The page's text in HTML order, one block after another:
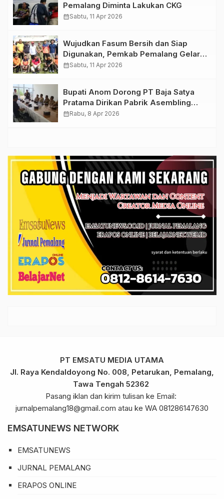
Pemalang Diminta Lakukan CKG
calendar_monthSabtu, 11 Apr 2026
Wujudkan Fasum Bersih dan Siap
Digunakan, Pemkab Pemalang Gelar
Korve Stadion Jatidiri Comal
calendar_monthSabtu, 11 Apr 2026
Bupati Anom Dorong PT Baja Satya
Pratama Dirikan Pabrik Asembling
Otomotif di Pemalang
calendar_monthRabu, 8 Apr 2026
PT EMSATU MEDIA UTAMA
Jl. Raya Kendaldoyong No. 008, Petarukan, Pemalang,
Tawa Tengah 52362
Pasang iklan dan kirim tulisan ke Email:
jurnalpemalang18@gmail.com atau ke WA 081286147630
EMSATUNEWS NETWORK
EMSATUNEWS
JURNAL PEMALANG
ERAPOS ONLINE